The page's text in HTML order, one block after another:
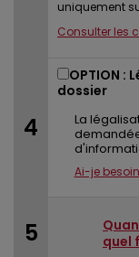
uniquement
Consulter les
OPTION :
dossier
La
Ai-je
quel